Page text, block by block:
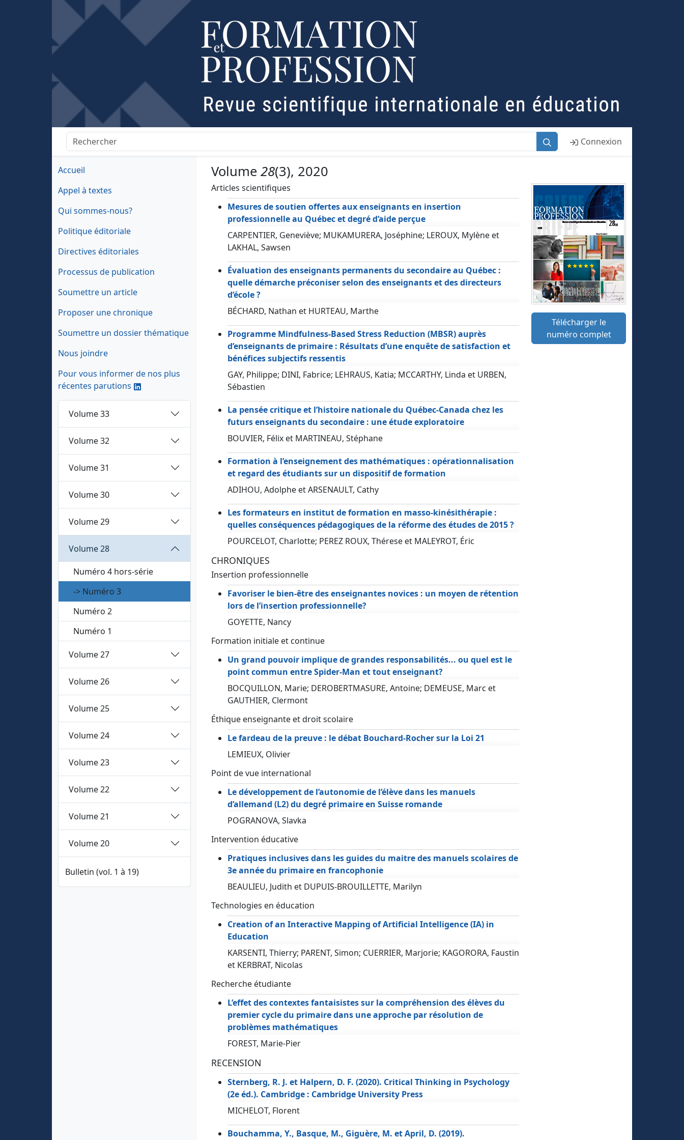
Connexion
Accueil
Appel à textes
Qui sommes-nous?
Politique éditoriale
Directives éditoriales
Processus de publication
Soumettre un article
Proposer une chronique
Soumettre un dossier thématique
Nous joindre
Pour vous informer de nos plus
récentes parutions
Volume 33
Volume 32
Volume 31
Volume 30
Volume 29
Volume 28
Numéro 4 hors-série
-> Numéro 3
Numéro 2
Numéro 1
Volume 27
Volume 26
Volume 25
Volume 24
Volume 23
Volume 22
Volume 21
Volume 20
Bulletin (vol. 1 à 19)
Volume 28(3), 2020
Articles scientifiques
Mesures de soutien offertes aux enseignants en insertion
professionnelle au Québec et degré d’aide perçue
CARPENTIER, Geneviève; MUKAMURERA, Joséphine; LEROUX, Mylène et
LAKHAL, Sawsen
Évaluation des enseignants permanents du secondaire au Québec :
quelle démarche préconiser selon des enseignants et des directeurs
d’école ?
BÉCHARD, Nathan et HURTEAU, Marthe
Programme Mindfulness-Based Stress Reduction (MBSR) auprès
d’enseignants de primaire : Résultats d’une enquête de satisfaction et
bénéfices subjectifs ressentis
GAY, Philippe; DINI, Fabrice; LEHRAUS, Katia; MCCARTHY, Linda et URBEN,
Sébastien
La pensée critique et l’histoire nationale du Québec-Canada chez les
futurs enseignants du secondaire : une étude exploratoire
BOUVIER, Félix et MARTINEAU, Stéphane
Formation à l’enseignement des mathématiques : opérationnalisation
et regard des étudiants sur un dispositif de formation
ADIHOU, Adolphe et ARSENAULT, Cathy
Les formateurs en institut de formation en masso-kinésithérapie :
quelles conséquences pédagogiques de la réforme des études de 2015 ?
POURCELOT, Charlotte; PEREZ ROUX, Thérese et MALEYROT, Éric
CHRONIQUES
Insertion professionnelle
Favoriser le bien-être des enseignantes novices : un moyen de rétention
lors de l’insertion professionnelle?
GOYETTE, Nancy
Formation initiale et continue
Un grand pouvoir implique de grandes responsabilités... ou quel est le
point commun entre Spider-Man et tout enseignant?
BOCQUILLON, Marie; DEROBERTMASURE, Antoine; DEMEUSE, Marc et
GAUTHIER, Clermont
Éthique enseignante et droit scolaire
Le fardeau de la preuve : le débat Bouchard-Rocher sur la Loi 21
LEMIEUX, Olivier
Point de vue international
Le développement de l’autonomie de l’élève dans les manuels
d’allemand (L2) du degré primaire en Suisse romande
POGRANOVA, Slavka
Intervention éducative
Pratiques inclusives dans les guides du maitre des manuels scolaires de
3e année du primaire en francophonie
BEAULIEU, Judith et DUPUIS-BROUILLETTE, Marilyn
Technologies en éducation
Creation of an Interactive Mapping of Artificial Intelligence (IA) in
Education
KARSENTI, Thierry; PARENT, Simon; CUERRIER, Marjorie; KAGORORA, Faustin
et KERBRAT, Nicolas
Recherche étudiante
L’effet des contextes fantaisistes sur la compréhension des élèves du
premier cycle du primaire dans une approche par résolution de
problèmes mathématiques
FOREST, Marie-Pier
RECENSION
Sternberg, R. J. et Halpern, D. F. (2020). Critical Thinking in Psychology
(2e éd.). Cambridge : Cambridge University Press
MICHELOT, Florent
Bouchamma, Y., Basque, M., Giguère, M. et April, D. (2019).
Télécharger le
numéro complet